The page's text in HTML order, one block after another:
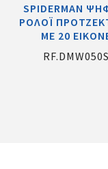
SPIDERMAN
ΡΟΛΟΪ
ΜΕ 20